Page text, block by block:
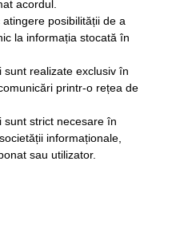
acordul.
posibilității de a
la informația stocată în
realizate exclusiv în
printr-o rețea de
strict necesare în
informaționale,
sau utilizator.